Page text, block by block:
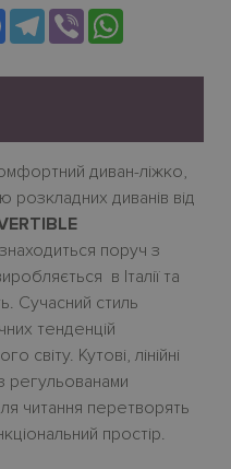
FacebookTelegram
Viber
диван-ліжко,
диванів від
поруч з
в Італії та
Сучасний стиль
тенденцій
світу. Кутові, лінійні
регульованами
читання перетворять
простір.